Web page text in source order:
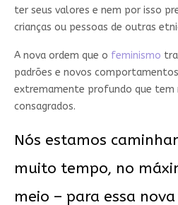
ter seus valores e nem por isso
crianças ou pessoas de outras
A nova ordem que o feminismo
padrões e novos
extremamente profundo que tem
consagrados.
Nós estamos
muito tempo, no
meio – para essa